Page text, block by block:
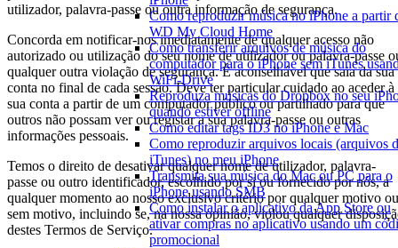
Como reproduzir música no iPhone a partir
WD My Cloud Home
Como transferir arquivos de música do
computador para o iPhone sem iTunes
WiFi-Drive
Reproduza músicas do Dropbox no seu
quando estiver offline
Como editar tags ID3 no iPhone e Mac
Como reproduzir arquivos locais (arquivos
iTunes) no meu iPhone
Transmita sua música do Mac ou PC para o
iPhone usando SMB
Como instalar o aplicativo da App Store ou
ativar compras no aplicativo usando um
promocional
utilizador, palavra-passe ou outra informação de segurança.
Concorda em notificar-nos imediatamente de qualquer acesso não
autorizado ou utilização do seu nome de utilizador ou palavra-passe
qualquer outra violação de segurança. É aconselhável que saia da sua
conta no final de cada sessão. Deve ter particular cuidado ao aceder à
sua conta a partir de um computador público ou partilhado para que
outros não possam ver ou registar a sua palavra-passe ou outras
informações pessoais.
Temos o direito de desativar qualquer nome de utilizador, palavra-
passe ou outro identificador, escolhido por si ou fornecido por nós, a
qualquer momento ao nosso exclusivo critério por qualquer motivo ou
sem motivo, incluindo se, na nossa opinião, violou qualquer
destes Termos de Serviço.